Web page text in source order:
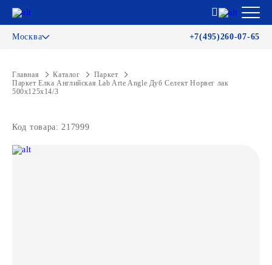
Москва +7(495)260-07-65
Главная Каталог
Паркет
Паркет Елка Английская Lab Arte Angle Дуб Селект Норвег лак
500х125х14/3
Код товара: 217999